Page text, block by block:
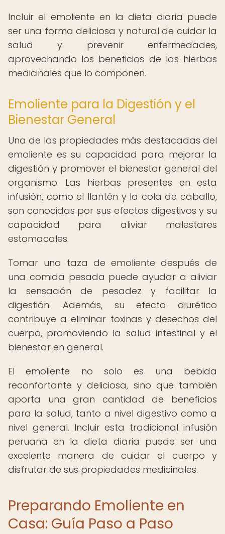
Incluir el emoliente en la dieta diaria puede
ser una forma deliciosa y natural de cuidar la
salud y prevenir enfermedades,
aprovechando los beneficios de las hierbas
medicinales que lo componen.
Emoliente para la Digestión y el
Bienestar General
Una de las propiedades más destacadas del
emoliente es su capacidad para mejorar la
digestión y promover el bienestar general del
organismo. Las hierbas presentes en esta
infusión, como el llantén y la cola de caballo,
son conocidas por sus efectos digestivos y su
capacidad para aliviar malestares
estomacales.
Tomar una taza de emoliente después de
una comida pesada puede ayudar a aliviar
la sensación de pesadez y facilitar la
digestión. Además, su efecto diurético
contribuye a eliminar toxinas y desechos del
cuerpo, promoviendo la salud intestinal y el
bienestar en general.
El emoliente no solo es una bebida
reconfortante y deliciosa, sino que también
aporta una gran cantidad de beneficios
para la salud, tanto a nivel digestivo como a
nivel general. Incluir esta tradicional infusión
peruana en la dieta diaria puede ser una
excelente manera de cuidar el cuerpo y
disfrutar de sus propiedades medicinales.
Preparando Emoliente en
Casa: Guía Paso a Paso